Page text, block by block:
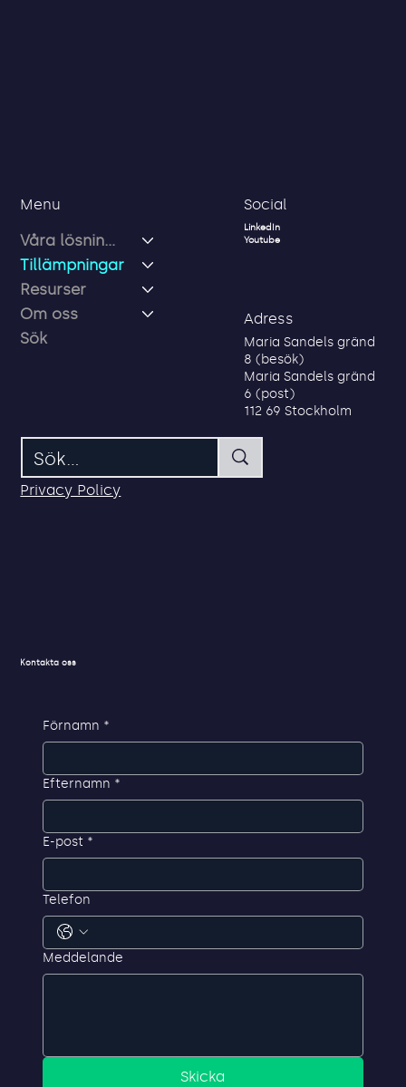
Menu
Våra lösningar
Tillämpningar
Resurser
Om oss
Sök
Privacy Policy
Adress
Maria Sandels gränd
8 (besök)
Maria Sandels gränd
6 (post)
112 69 Stockholm
Social
LinkedIn
Youtube
Kontakta oss
Förnamn *
Efternamn *
E-post *
Telefon
Meddelande
Skicka